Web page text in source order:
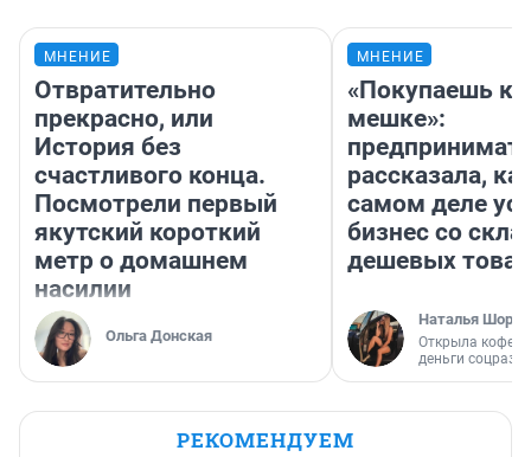
МНЕНИЕ
Отвратительно
прекрасно, или
История без
счастливого конца.
Посмотрели первый
якутский короткий
метр о домашнем
насилии
Ольга Донская
МНЕНИЕ
«Покупаешь
мешке»:
рассказала,
самом деле
бизнес со
дешевых
Наталья
Открыла
деньги
РЕКОМЕНДУЕМ